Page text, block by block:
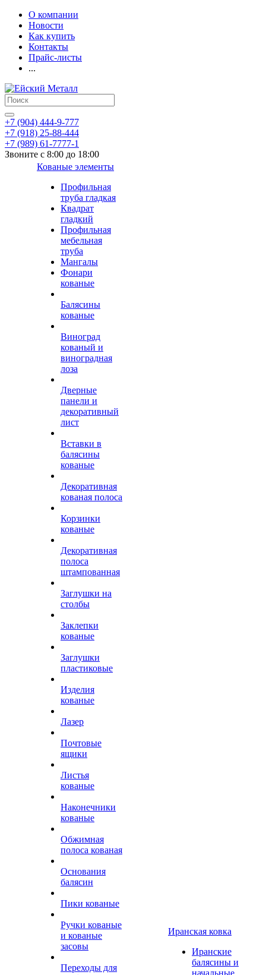
О компании
Новости
Как купить
Контакты
Прайс-листы
...
+7 (904) 444-9-777
+7 (918) 25-88-444
+7 (989) 61-7777-1
Звоните с 8:00 до 18:00
Кованые элементы
Профильная
труба гладкая
Квадрат
гладкий
Профильная
мебельная
труба
Мангалы
Фонари
кованые
Балясины
кованые
Виноград
кованый и
виноградная
лоза
Дверные
панели и
декоративный
лист
Вставки в
балясины
кованые
Декоративная
кованая полоса
Корзинки
кованые
Декоративная
полоса
штампованная
Заглушки на
столбы
Заклепки
кованые
Заглушки
пластиковые
Изделия
кованые
Лазер
Почтовые
ящики
Листья
кованые
Наконечники
кованые
Обжимная
полоса кованая
Основания
балясин
Пики кованые
Ручки кованые
и кованые
засовы
Переходы для
Иранская ковка
Иранские
балясины и
начальные